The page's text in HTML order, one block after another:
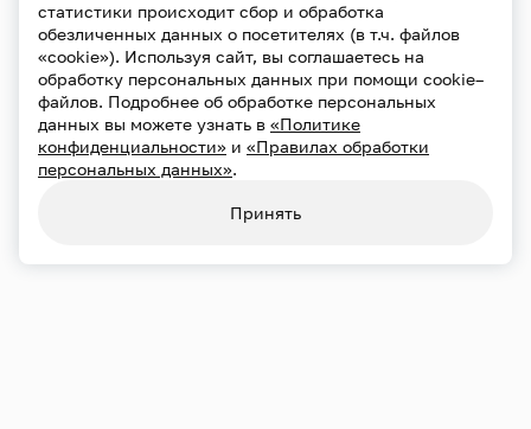
статистики происходит сбор и обработка
обезличенных данных о посетителях (в т.ч. файлов
«cookie»). Используя сайт, вы соглашаетесь на
обработку персональных данных при помощи cookie–
файлов. Подробнее об обработке персональных
данных вы можете узнать в «Политике
конфиденциальности» и «Правилах обработки
персональных данных».
Принять